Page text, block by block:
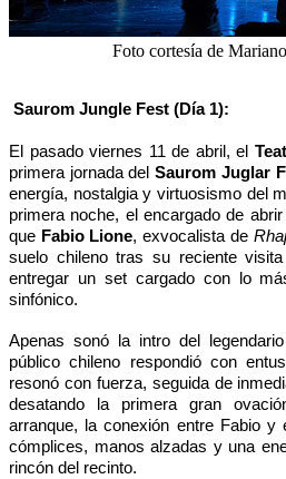
Foto cortesía de
Saurom Jungle Fest (Día 1):
El pasado viernes 11 de abril, el
primera jornada delSaurom Juglar
energía, nostalgia y virtuosismo del
primera noche, el encargado de
que Fabio Lione, exvocalista de
suelo chileno tras su reciente
entregar un set cargado con lo
sinfónico.
Apenas sonó la intro del
público chileno respondió con
resonó con fuerza, seguida de
desatando la primera gran
arranque, la conexión entre Fabio y
cómplices, manos alzadas y una
rincón del recinto.